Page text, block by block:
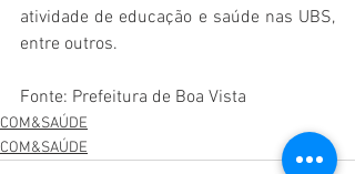
atividade de educação e saúde nas UBS,
entre outros.
Fonte: Prefeitura de Boa Vista
COM&SAÚDE
COM&SAÚDE